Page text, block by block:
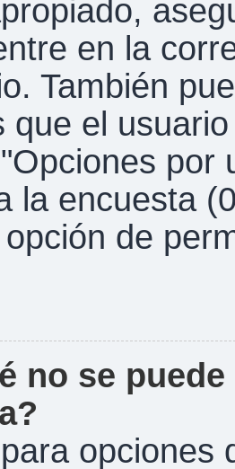
en la
También
que el
por
la encuesta
de
no se
opciones